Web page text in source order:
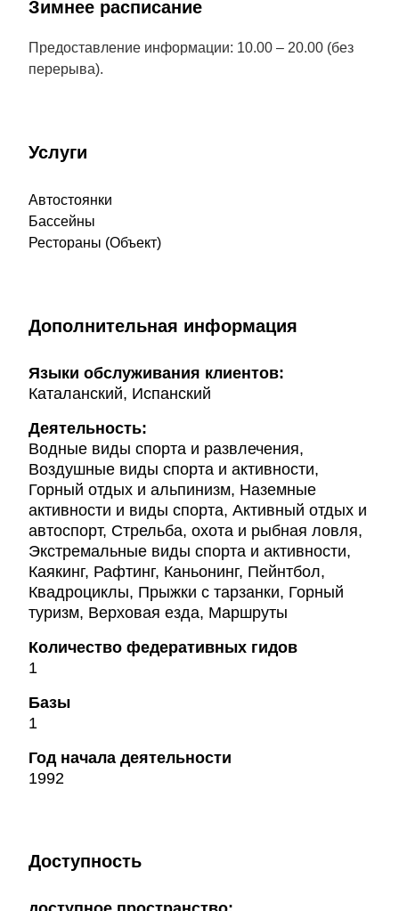
Зимнее расписание
Предоставление информации: 10.00 – 20.00 (без
перерыва).
Услуги
Автостоянки
Бассейны
Рестораны (Объект)
Дополнительная информация
Языки обслуживания клиентов:
Каталанский, Испанский
Деятельность:
Водные виды спорта и развлечения,
Воздушные виды спорта и активности,
Горный отдых и альпинизм, Наземные
активности и виды спорта, Активный отдых и
автоспорт, Стрельба, охота и рыбная ловля,
Экстремальные виды спорта и активности,
Каякинг, Рафтинг, Каньонинг, Пейнтбол,
Квадроциклы, Прыжки с тарзанки, Горный
туризм, Верховая езда, Маршруты
Количество федеративных гидов
1
Базы
1
Год начала деятельности
1992
Доступность